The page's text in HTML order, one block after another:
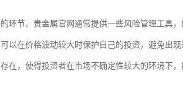
环节。贵金属官网通常提供一些风险管理工具
以在价格波动较大时保护自己的投资，避免出
在，使得投资者在市场不确定性较大的环境下，